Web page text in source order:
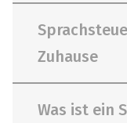
Nicht nur
sparsam:
Zuhause
Was ist ein